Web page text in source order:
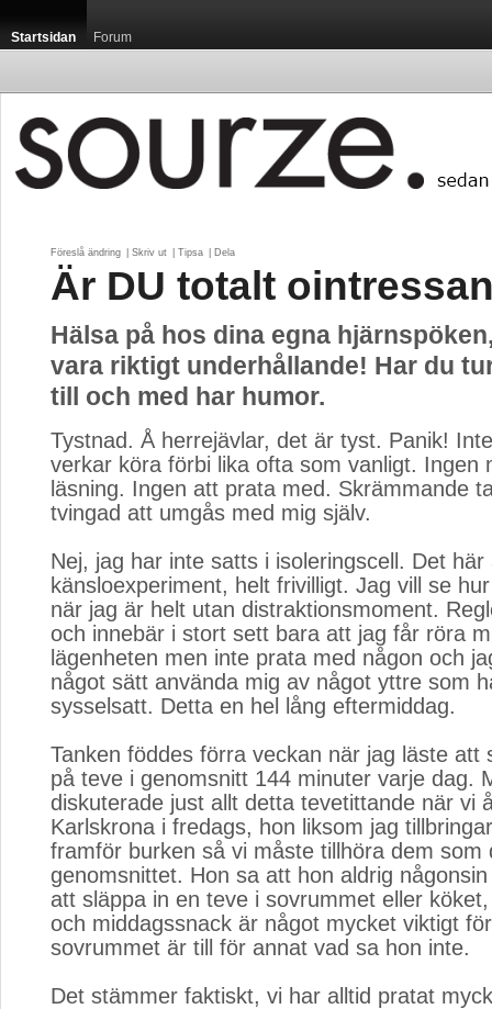
Startsidan Forum
Föreslå ändring Skriv ut Tipsa Dela
Är DU totalt
Hälsa på hos dina egna
vara riktigt underhållande! Har du
till och med har humor.
Tystnad. Å herrejävlar, det är tyst. Panik!
verkar köra förbi lika ofta som vanligt. Ingen
läsning. Ingen att prata med. Skrämmande
tvingad att umgås med mig själv.
Nej, jag har inte satts i isoleringscell. Det här
känsloexperiment, helt frivilligt. Jag vill se
när jag är helt utan distraktionsmoment.
och innebär i stort sett bara att jag får röra
lägenheten men inte prata med någon och
något sätt använda mig av något yttre som
sysselsatt. Detta en hel lång eftermiddag.
Tanken föddes förra veckan när jag läste att
på teve i genomsnitt 144 minuter varje dag.
diskuterade just allt detta tevetittande när vi
Karlskrona i fredags, hon liksom jag
framför burken så vi måste tillhöra dem som
genomsnittet. Hon sa att hon aldrig
att släppa in en teve i sovrummet eller
och middagssnack är något mycket viktigt
sovrummet är till för annat vad sa hon inte.
Det stämmer faktiskt, vi har alltid pratat